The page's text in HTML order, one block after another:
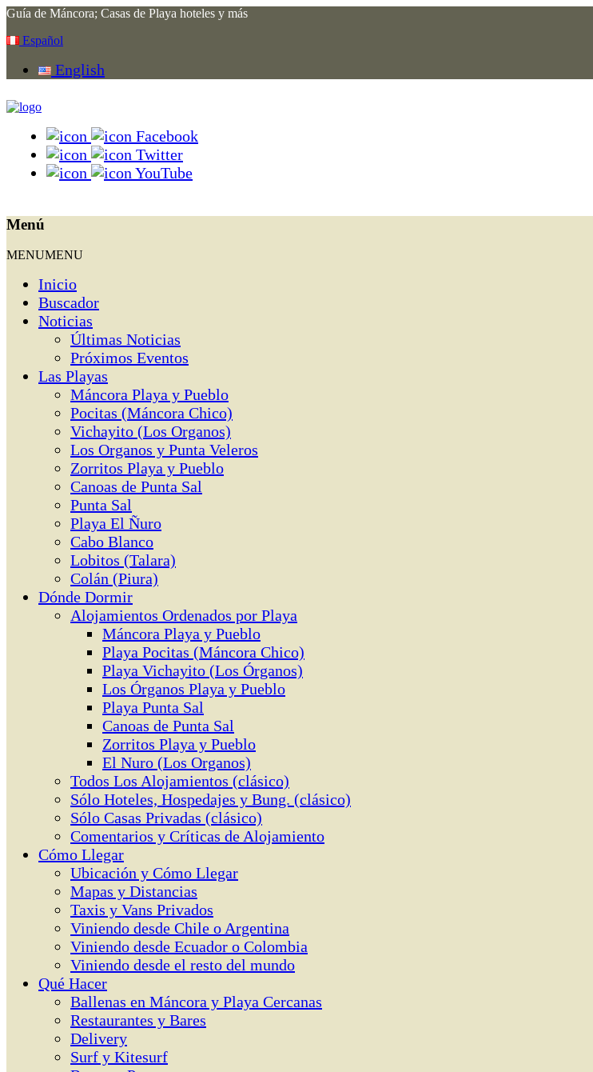
Guía de Máncora; Casas de Playa hoteles y más
Español
English
Facebook
Twitter
YouTube
Menú
MENUMENU
Inicio
Buscador
Noticias
Últimas Noticias
Próximos Eventos
Las Playas
Máncora Playa y Pueblo
Pocitas (Máncora Chico)
Vichayito (Los Organos)
Los Organos y Punta Veleros
Zorritos Playa y Pueblo
Canoas de Punta Sal
Punta Sal
Playa El Ñuro
Cabo Blanco
Lobitos (Talara)
Colán (Piura)
Dónde Dormir
Alojamientos Ordenados por Playa
Máncora Playa y Pueblo
Playa Pocitas (Máncora Chico)
Playa Vichayito (Los Órganos)
Los Órganos Playa y Pueblo
Playa Punta Sal
Canoas de Punta Sal
Zorritos Playa y Pueblo
El Nuro (Los Organos)
Todos Los Alojamientos (clásico)
Sólo Hoteles, Hospedajes y Bung. (clásico)
Sólo Casas Privadas (clásico)
Comentarios y Críticas de Alojamiento
Cómo Llegar
Ubicación y Cómo Llegar
Mapas y Distancias
Taxis y Vans Privados
Viniendo desde Chile o Argentina
Viniendo desde Ecuador o Colombia
Viniendo desde el resto del mundo
Qué Hacer
Ballenas en Máncora y Playa Cercanas
Restaurantes y Bares
Delivery
Surf y Kitesurf